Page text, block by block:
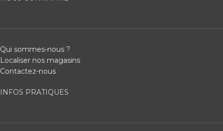
Qui sommes-nous ?
Localiser nos magasins
Contactez-nous
INFOS PRATIQUES